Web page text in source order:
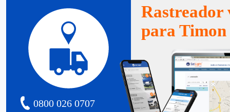
0800 026 0707
Rastreador
para Timon